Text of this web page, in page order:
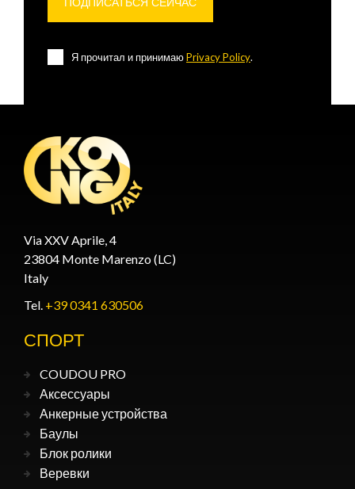
Я прочитал и принимаюPrivacy Policy.
Via XXV Aprile, 4
23804 Monte Marenzo (LC)
Italy
Tel. +39 0341 630506
СПОРТ
COUDOU PRO
Аксессуары
Анкерные устройства
Баулы
Блок ролики
Веревки